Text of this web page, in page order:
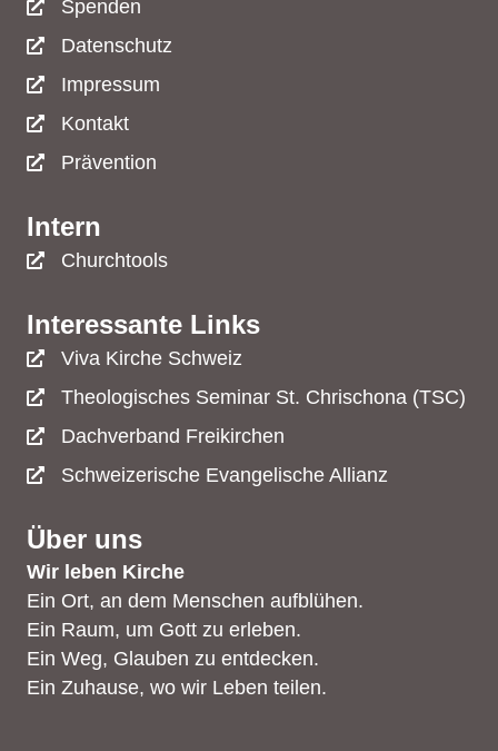
Spenden
Datenschutz
Impressum
Kontakt
Prävention
Intern
Churchtools
Interessante Links
Viva Kirche Schweiz
Theologisches Seminar St. Chrischona (TSC)
Dachverband Freikirchen
Schweizerische Evangelische Allianz
Über uns
Wir leben Kirche
Ein Ort, an dem Menschen aufblühen.
Ein Raum, um Gott zu erleben.
Ein Weg, Glauben zu entdecken.
Ein Zuhause, wo wir Leben teilen.